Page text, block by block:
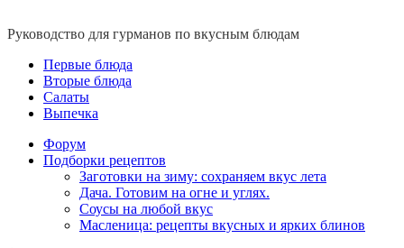
Руководство для гурманов по вкусным блюдам
Первые блюда
Вторые блюда
Салаты
Выпечка
Форум
Подборки рецептов
Заготовки на зиму: сохраняем вкус лета
Дача. Готовим на огне и углях.
Соусы на любой вкус
Масленица: рецепты вкусных и ярких блинов